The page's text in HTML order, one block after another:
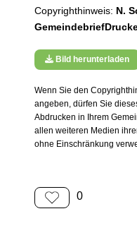
Copyrighthinweis: N.
Bild herunterladen
Wenn Sie den
angeben, dürfen Sie
Abdrucken in Ihrem
allen weiteren Medien
ohne Einschränkung
0